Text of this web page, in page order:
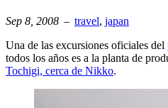
Sep 8, 2008 – travel⁠, japan
Una de las excursiones oficiales del
todos los años es a la planta de
Tochigi, cerca de Nikko.